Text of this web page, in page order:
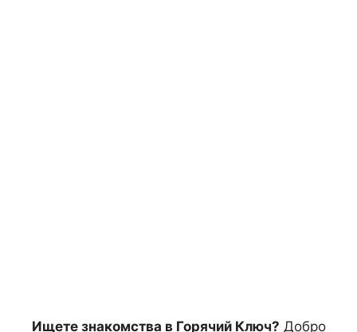
Ищете знакомства в Горячий Ключ? Добро